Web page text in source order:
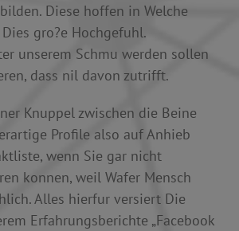
Diese hoffen in Welche
gro?e Hochgefuhl.
unserem Schmu werden sollen
dass nil davon zutrifft.
Knuppel zwischen die Beine
Profile also auf Anhieb
wenn Sie gar nicht
konnen, weil Wafer Mensch
Alles hierfur versiert Die
Erfahrungsberichte „Facebook